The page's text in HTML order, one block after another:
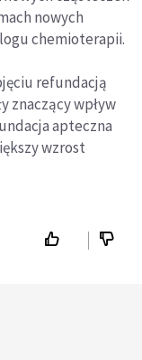
nowych
chemioterapii.
refundacją
znaczący wpływ
apteczna
wzrost